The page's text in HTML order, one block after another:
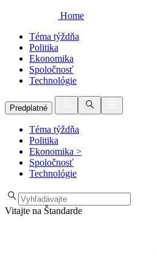
Home
Téma týždňa
Politika
Ekonomika
Spoločnosť
Technológie
Predplatné
Téma týždňa
Politika
Ekonomika >
Spoločnosť
Technológie
Vitajte na Štandarde